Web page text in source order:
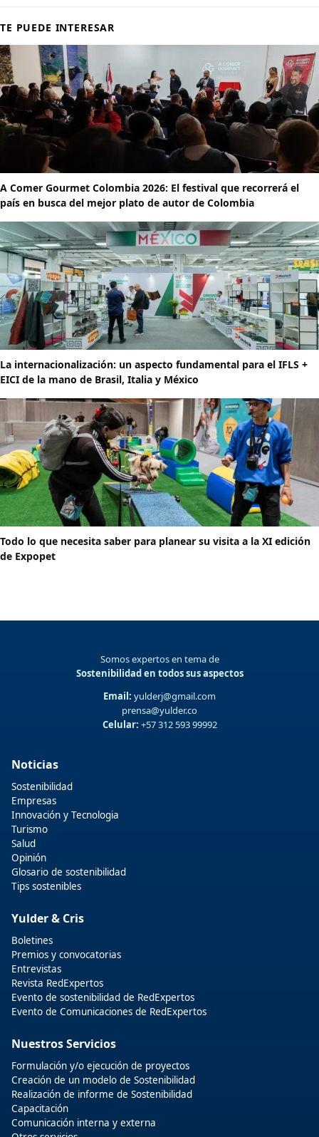
TE PUEDE INTERESAR
A Comer Gourmet Colombia 2026: El festival que recorrerá el
país en busca del mejor plato de autor de Colombia
La internacionalización: un aspecto fundamental para el IFLS +
EICI de la mano de Brasil, Italia y México
Todo lo que necesita saber para planear su visita a la XI edición
de Expopet
Somos expertos en tema de
Sostenibilidad en todos sus aspectos
Email: yulderj@gmail.com
prensa@yulder.co
Celular: +57 312 593 99992
Noticias
Sostenibilidad
Empresas
Innovación y Tecnologia
Turismo
Salud
Opinión
Glosario de sostenibilidad
Tips sostenibles
Yulder & Cris
Boletines
Premios y convocatorias
Entrevistas
Revista RedExpertos
Evento de sostenibilidad de RedExpertos
Evento de Comunicaciones de RedExpertos
Nuestros Servicios
Formulación y/o ejecución de proyectos
Creación de un modelo de Sostenibilidad
Realización de informe de Sostenibilidad
Capacitación
Comunicación interna y externa